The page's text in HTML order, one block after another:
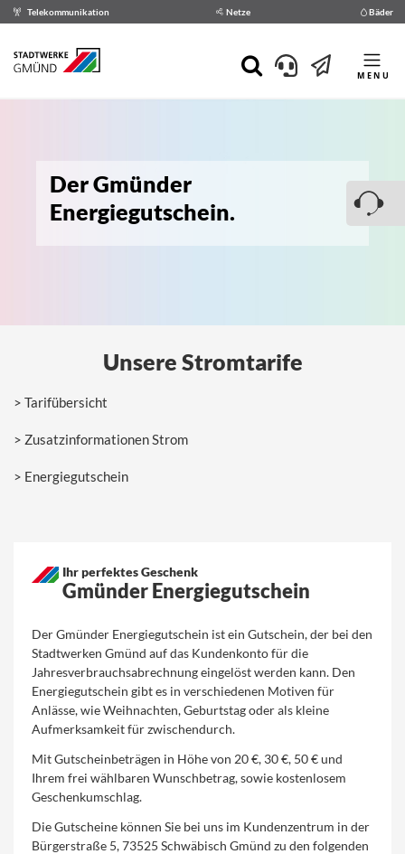
Telekommunikation Netze Bäder
MENU
Der Gmünder
Energiegutschein.
Ihr perfektes Geschenk
Gmünder Energiegutschein
Der Gmünder Energiegutschein ist ein Gutschein, der bei den
Stadtwerken Gmünd auf das Kundenkonto für die
Jahresverbrauchsabrechnung eingelöst werden kann. Den
Energiegutschein gibt es in verschiedenen Motiven für
Anlässe, wie Weihnachten, Geburtstag oder als kleine
Aufmerksamkeit für zwischendurch.
Mit Gutscheinbeträgen in Höhe von 20 €, 30 €, 50 € und
Ihrem frei wählbaren Wunschbetrag, sowie kostenlosem
Geschenkumschlag.
Die Gutscheine können Sie bei uns im Kundenzentrum in der
Bürgerstraße 5, 73525 Schwäbisch Gmünd zu den folgenden
Unsere Stromtarife
Tarifübersicht
Zusatzinformationen Strom
Energiegutschein